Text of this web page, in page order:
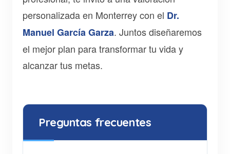
personalizada en Monterrey con el Dr.
Manuel García Garza. Juntos diseñaremos
el mejor plan para transformar tu vida y
alcanzar tus metas.
Preguntas frecuentes